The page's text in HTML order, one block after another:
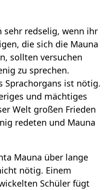
sehr redselig, wenn ihr
die sich die Mauna
sollten versuchen
zu sprechen.
Sprachorgans ist nötig.
und mächtiges
Welt großen Frieden
redeten und Mauna
Mauna über lange
nötig. Einem
Schüler fügt